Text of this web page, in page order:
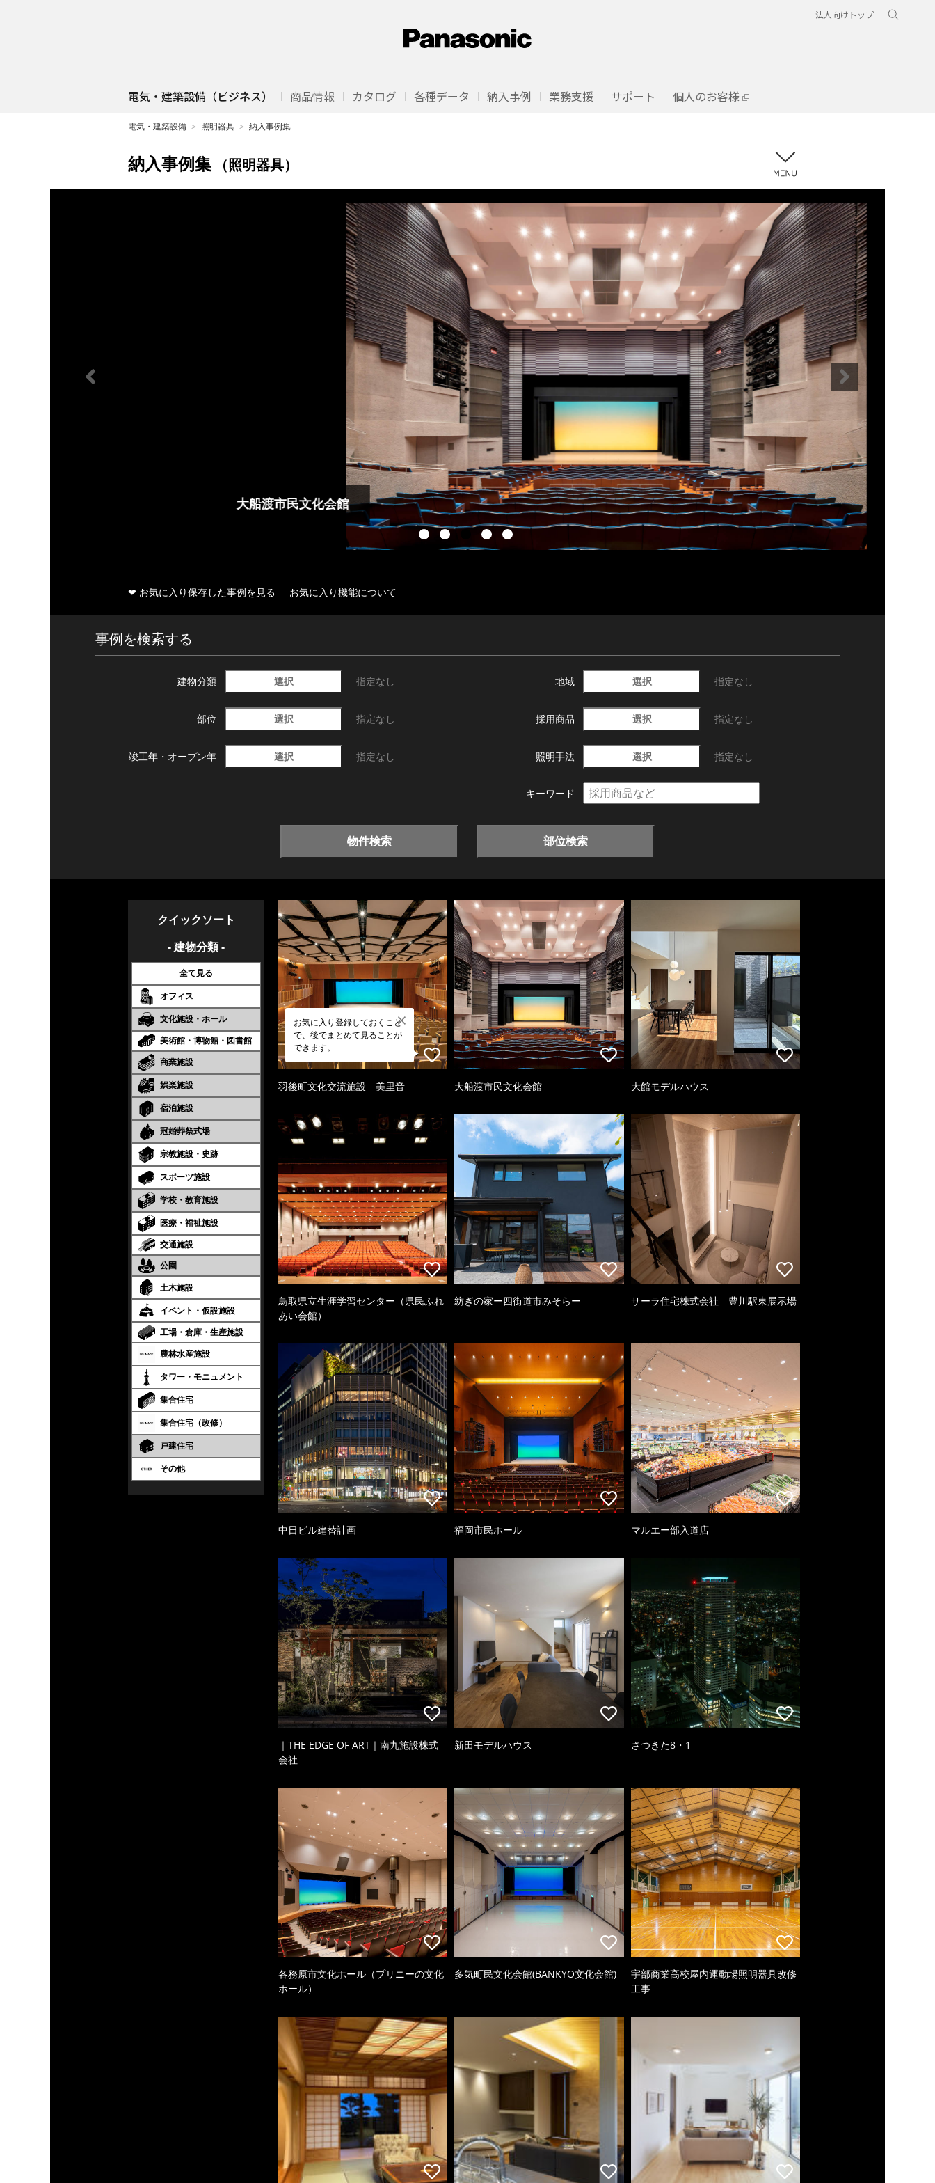
法人向けトップ
電気・建築設備（ビジネス） 商品情報 カタログ 各種データ 納入事例 業務支援 サポート 個人のお客様
電気・建築設備 照明器具 納入事例集
納入事例集 （照明器具）
❤ お気に入り保存した事例を見る お気に入り機能について
事例を検索する
建物分類 選択 指定なし 地域 選択 指定なし
部位 選択 指定なし 採用商品 選択 指定なし
竣工年・ オープン年 選択 指定なし 照明手法 選択 指定なし
キーワード
物件検索 部位検索
クイックソート
- 建物分類 -
全て見る
オフィス
文化施設・ホール
美術館・博物館・図書館
商業施設
娯楽施設
宿泊施設
冠婚葬祭式場
宗教施設・史跡
スポーツ施設
学校・教育施設
医療・福祉施設
交通施設
公園
土木施設
イベント・仮設施設
工場・倉庫・生産施設
農林水産施設
タワー・モニュメント
集合住宅
集合住宅（改修）
戸建住宅
その他
お気に入り登録しておくこと
で、後でまとめて見ることが
できます。
羽後町文化交流施設 美里音 大船渡市民文化会館 大館モデルハウス
鳥取県立生涯学習センター（県民ふれ
あい会館）
紡ぎの家ー四街道市みそらー サーラ住宅株式会社 豊川駅東展示場
中日ビル建替計画 福岡市民ホール マルエー部入道店
｜THE EDGE OF ART｜南九施設株式
会社
新田モデルハウス さつきた8・1
各務原市文化ホール（プリニーの文化
ホール）
多気町民文化会館(BANKYO文化会館)
宇部商業高校屋内運動場照明器具改修
工事